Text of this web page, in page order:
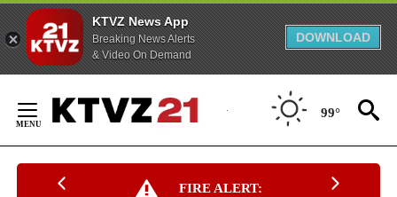
KTVZ News App
Breaking News Alerts
& Video On Demand
DOWNLOAD
Content
99°
FIRE ALERT: